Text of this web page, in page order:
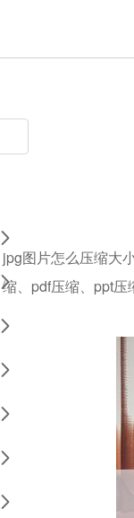
jpg图片怎么压缩大
缩、pdf压缩、ppt